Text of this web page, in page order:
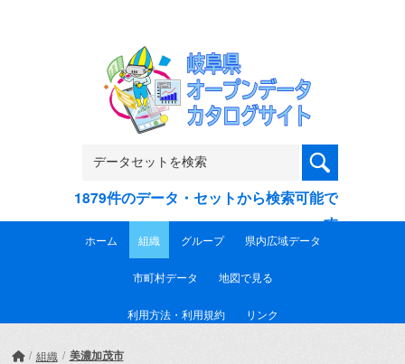
1879件のデータ・セットから検索可能で
す
ホーム 組織 グループ 県内広域データ
市町村データ 地図で見る
利用方法・利用規約 リンク
組織 美濃加茂市